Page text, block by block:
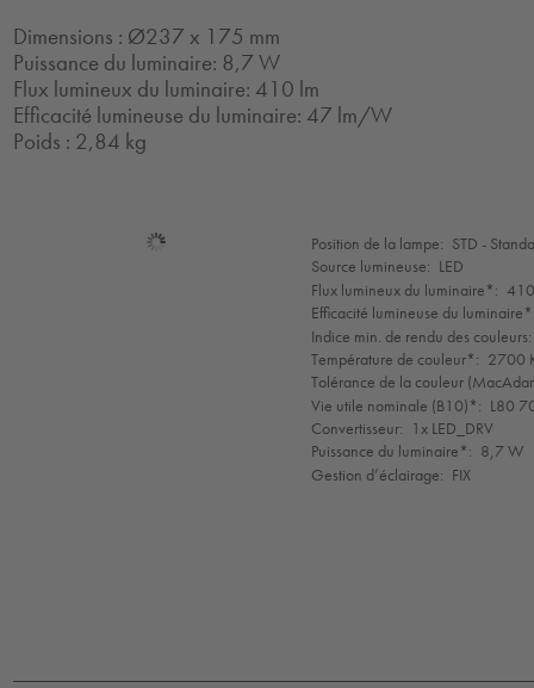
Dimensions : Ø237 x 175 mm
Puissance du luminaire: 8,7 W
Flux lumineux du luminaire: 410 lm
Efficacité lumineuse du luminaire: 47 lm/W
Poids : 2,84 kg
Sélection
de
mode
Position de la lampe: STD -
Source lumineuse: LED
Flux lumineux du luminaire*:
Efficacité lumineuse du
Indice min. de rendu des couleurs:
Température de couleur*: 2700
Tolérance de la couleur
Vie utile nominale (B10)*: L80
Convertisseur: 1x LED_DRV
Puissance du luminaire*: 8,7 W
Gestion d’éclairage: FIX